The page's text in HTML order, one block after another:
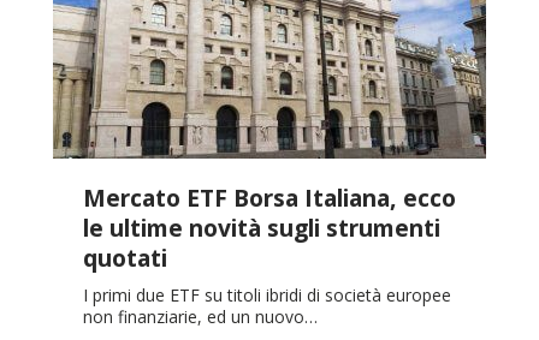
Mercato ETF Borsa Italiana, ecco
le ultime novità sugli strumenti
quotati
I primi due ETF su titoli ibridi di società europee
non finanziarie, ed un nuovo…